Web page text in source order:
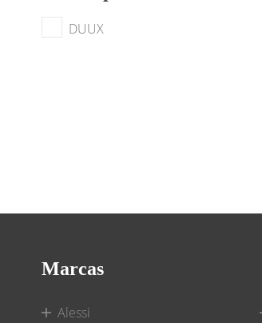
DUUX
Marcas
Alessi